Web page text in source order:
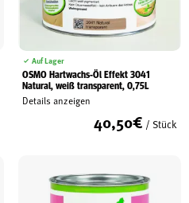
Auf Lager
OSMO Hartwachs-Öl Effekt 3041
Natural, weiß transparent, 0,75L
Details anzeigen
40,50€ / Stück